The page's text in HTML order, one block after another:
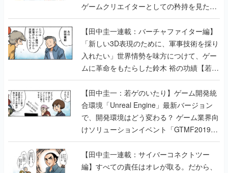
ゲームクリエイターとしての矜持を見た
【若ゲのいたり最終回】
【田中圭一連載：バーチャファイター編】
「新しい3D表現のために、軍事技術を採り
入れたい」世界情勢を味方につけて、ゲー
ムに革命をもたらした鈴木 裕の功績【若ゲ
のいたり】
【田中圭一：若ゲのいたり】ゲーム開発統
合環境「Unreal Engine」最新バージョン
で、開発環境はどう変わる？ ゲーム業界向
けソリューションイベント「GTMF2019」
に行って、より理解を深めよう【PR】
【田中圭一連載：サイバーコネクトツー
編】すべての責任はオレが取る。だから、